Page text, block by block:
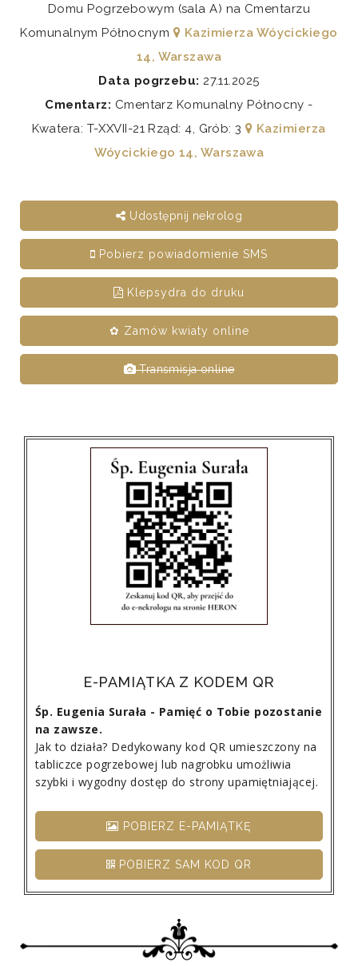
Domu Pogrzebowym (sala A) na Cmentarzu
Komunalnym Północnym
Kazimierza Wóycickiego
14, Warszawa
Data pogrzebu: 27.11.2025
Cmentarz: Cmentarz Komunalny Północny -
Kwatera: T-XXVII-21 Rząd: 4, Grób: 3
Kazimierza
Wóycickiego 14, Warszawa
Udostępnij nekrolog
Pobierz powiadomienie SMS
Klepsydra do druku
✿ Zamów kwiaty online
Transmisja online
E-PAMIĄTKA Z KODEM QR
Śp. Eugenia Surała - Pamięć o Tobie pozostanie
na zawsze.
Jak to działa? Dedykowany kod QR umieszczony na
tabliczce pogrzebowej lub nagrobku umożliwia
szybki i wygodny dostęp do strony upamiętniającej.
POBIERZ E-PAMIĄTKĘ
POBIERZ SAM KOD QR